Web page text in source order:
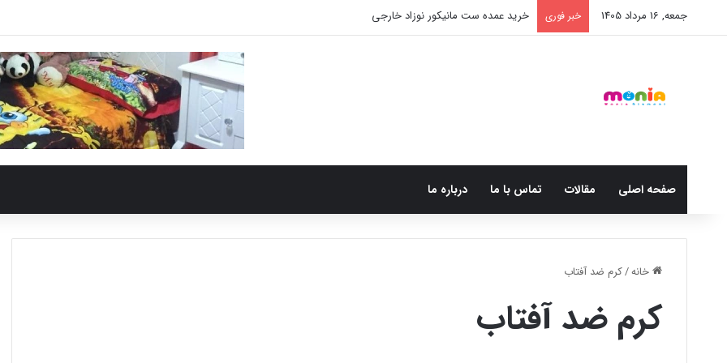
جمعه, 16 مرداد 1405 خبر فوری خرید عمده ست مانیکور نوزاد خارجی
صفحه اصلی مقالات تماس با ما درباره ما
خانه/کرم ضد آفتاب
کرم ضد آفتاب